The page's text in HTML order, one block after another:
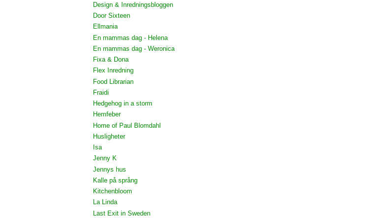
Design & Inredningsbloggen
Door Sixteen
Ellmania
En mammas dag - Helena
En mammas dag - Weronica
Fixa & Dona
Flex Inredning
Food Librarian
Fraidi
Hedgehog in a storm
Hemfeber
Home of Paul Blomdahl
Husligheter
Isa
Jenny K
Jennys hus
Kalle på språng
Kitchenbloom
La Linda
Last Exit in Sweden